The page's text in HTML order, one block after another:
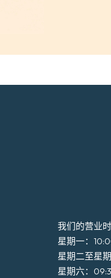
我们的营业
星期一：
星期二至星
星期六：